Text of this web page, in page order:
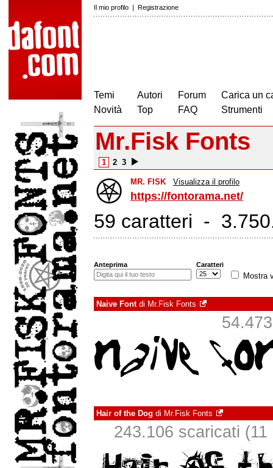
Il mio profilo | Registrazione
Temi
Novità
Autori
Top
Forum
FAQ
Carica un
Strumenti
Mr.Fisk Fonts
1 2 3
MR. FISK Visualizza il profilo
https://fontorama.net/
59 caratteri -
Anteprima Caratteri
Mostra
Naive Fontdi Mr.Fisk Fonts
Hair of the Dog di Mr.Fisk Fonts
243.106 scaricati (11